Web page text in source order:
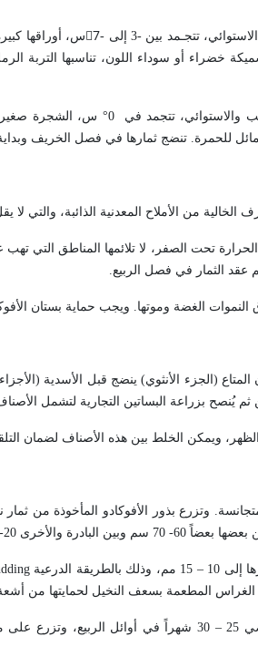
: تتلاءم مع المناخ البارد
خضراء أو سوداء اللون، تناسبها التربة
تتلاءم مع المناخ الرطب
للحمرة. تنضج ثمارها في فصل الخريف وبداية
من الأملاح المعدنية الذائبة، والتي
تحت الصفر، لا تلائمها المناطق التي
عقد الثمار في فصل الربيع.
النموات الغضة وموتها. ويجب حماية بستان
المتاع (الجزء الأنثوي) ينضج قبل الأسدية
ثم يُنصح بزراعة البساتين التجارية لتشمل
ويمكن الخلط بين هذه الأصناف لضمان
وتزرع بذور الأفوكادو المأخوذة من
والأخرى 20- 30 سم.
الغراس المطعمة بسعف النخيل لحمايتها من